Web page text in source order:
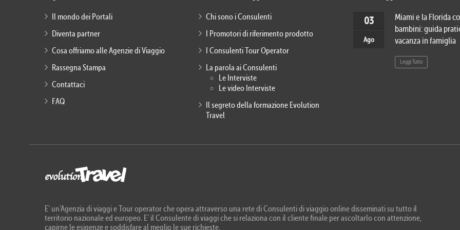
Il mondo dei Portali
Diventa partner
Cosa offriamo alle Agenzie di Viaggio
Rassegna Stampa
Contattaci
FAQ
Chi sono i Consulenti
I Promotori di riferimento prodotto
I Consulenti Tour Operator
La parola ai Consulenti
Le Interviste
Le video Interviste
Il segreto della formazione Evolution
Travel
03
Ago
Miami e la Florida
bambini: guida
vacanza in famiglia
Leggi Tutto
E' un’Agenzia di viaggi e Tour operator che opera attraverso una rete di Consulenti di viaggio online disseminati su tutto il
territorio nazionale ed europeo. E’ il Consulente di viaggi che si relaziona con il cliente finale per ascoltarlo con attenzione,
capirne le esigenze e soddisfare al meglio le sue richieste.